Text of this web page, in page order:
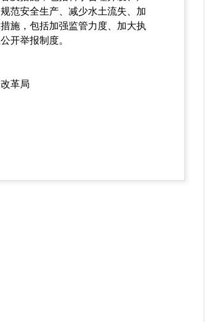
范安全生产、减少水土流失、加
施，包括加强监管力度、加大执
开举报制度。
革局